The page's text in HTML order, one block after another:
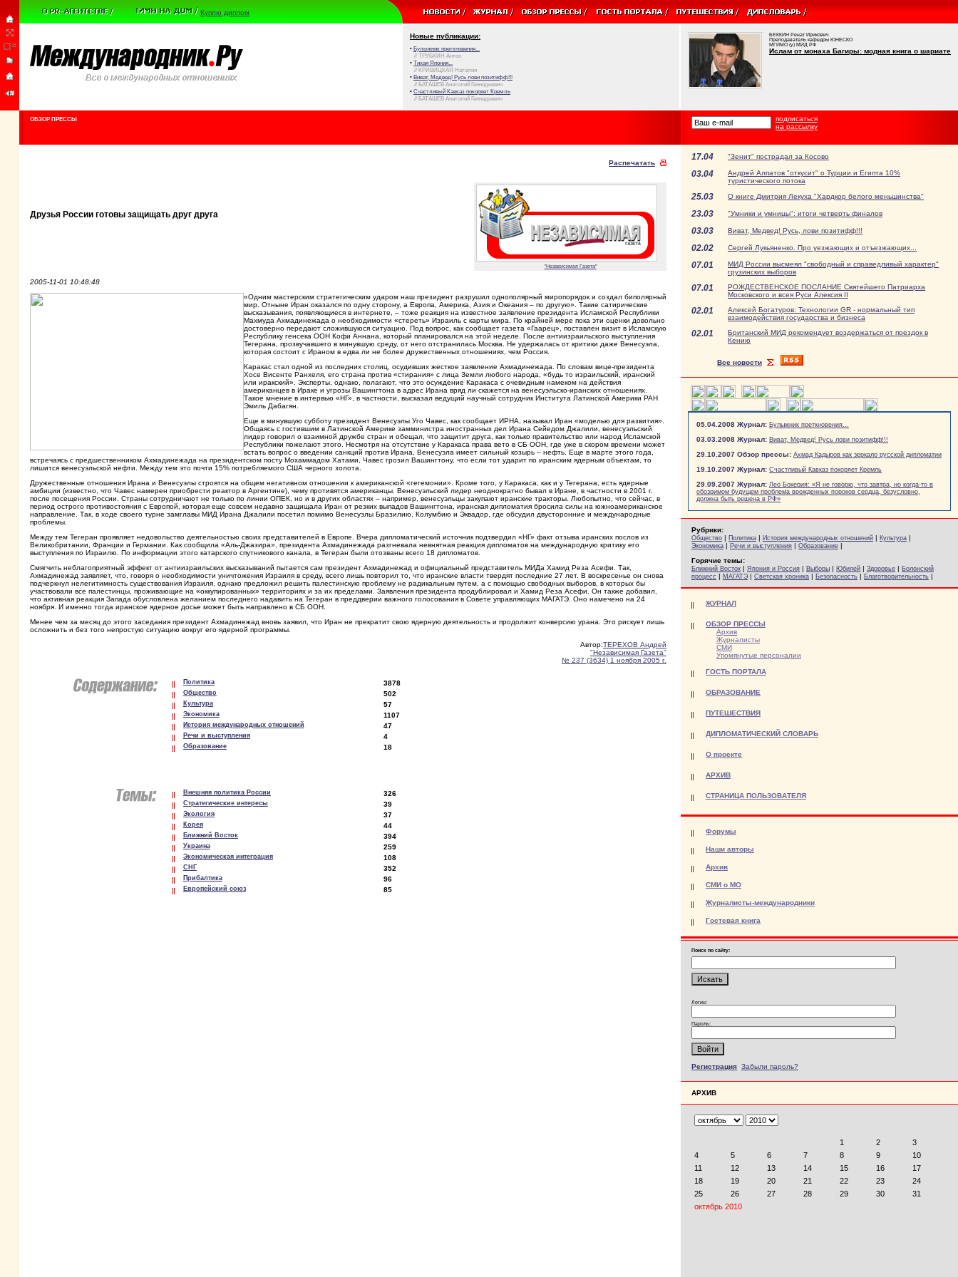
Куплю диплом
Новые публикации:
• Булыжник преткновения...
// ТРУБКИН Антон
• Тихая Япония...
// КРИВИЦКАЯ Наталия
• Виват, Медвед! Русь лови позитифф!!!
// БАТАШЕВ Анатолий Геннадьевич
• Счастливый Кавказ покоряет Кремль
// БАТАШЕВ Анатолий Геннадьевич
БЕККИН Ренат Ирикович
Преподаватель кафедры ЮНЕСКО
МГИМО (у) МИД РФ
Ислам от монаха Багиры: модная книга о шариате
ОБЗОР ПРЕССЫ
подписаться
на рассылку
Распечатать
Друзья России готовы защищать друг друга
"Независимая Газета"
2005-11-01 10:48:48
«Одним мастерским стратегическим ударом наш президент разрушил однополярный миропорядок и создал биполярный
мир. Отныне Иран оказался по одну сторону, а Европа, Америка, Азия и Океания – по другую». Такие сатирические
высказывания, появляющиеся в интернете, – тоже реакция на известное заявление президента Исламской Республики
Махмуда Ахмадинежада о необходимости «стереть» Израиль с карты мира. По крайней мере пока эти оценки довольно
достоверно передают сложившуюся ситуацию. Под вопрос, как сообщает газета «Гаарец», поставлен визит в Исламскую
Республику генсека ООН Кофи Аннана, который планировался на этой неделе. После антиизраильского выступления
Тегерана, прозвучавшего в минувшую среду, от него отстранилась Москва. Не удержалась от критики даже Венесуэла,
которая состоит с Ираном в едва ли не более дружественных отношениях, чем Россия.
Каракас стал одной из последних столиц, осудивших жесткое заявление Ахмадинежада. По словам вице-президента
Хосе Висенте Ранхеля, его страна против «стирания» с лица Земли любого народа, «будь то израильский, иранский
или иракский». Эксперты, однако, полагают, что это осуждение Каракаса с очевидным намеком на действия
американцев в Ираке и угрозы Вашингтона в адрес Ирана вряд ли скажется на венесуэльско-иранских отношениях.
Такое мнение в интервью «НГ», в частности, высказал ведущий научный сотрудник Института Латинской Америки РАН
Эмиль Дабагян.
Еще в минувшую субботу президент Венесуэлы Уго Чавес, как сообщает ИРНА, называл Иран «моделью для развития».
Общаясь с гостившим в Латинской Америке замминистра иностранных дел Ирана Сейедом Джалили, венесуэльский
лидер говорил о взаимной дружбе стран и обещал, что защитит друга, как только правительство или народ Исламской
Республики пожелают этого. Несмотря на отсутствие у Каракаса права вето в СБ ООН, где уже в скором времени может
встать вопрос о введении санкций против Ирана, Венесуэла имеет сильный козырь – нефть. Еще в марте этого года,
встречаясь с предшественником Ахмадинежада на президентском посту Мохаммадом Хатами, Чавес грозил Вашингтону, что если тот ударит по иранским ядерным объектам, то
лишится венесуэльской нефти. Между тем это почти 15% потребляемого США черного золота.
Дружественные отношения Ирана и Венесуэлы строятся на общем негативном отношении к американской «гегемонии». Кроме того, у Каракаса, как и у Тегерана, есть ядерные
амбиции (известно, что Чавес намерен приобрести реактор в Аргентине), чему противятся американцы. Венесуэльский лидер неоднократно бывал в Иране, в частности в 2001 г.
после посещения России. Страны сотрудничают не только по линии ОПЕК, но и в других областях – например, венесуэльцы закупают иранские тракторы. Любопытно, что сейчас, в
период острого противостояния с Европой, которая еще совсем недавно защищала Иран от резких выпадов Вашингтона, иранская дипломатия бросила силы на южноамериканское
направление. Так, в ходе своего турне замглавы МИД Ирана Джалили посетил помимо Венесуэлы Бразилию, Колумбию и Эквадор, где обсудил двусторонние и международные
проблемы.
Между тем Тегеран проявляет недовольство деятельностью своих представителей в Европе. Вчера дипломатический источник подтвердил «НГ» факт отзыва иранских послов из
Великобритании, Франции и Германии. Как сообщила «Аль-Джазира», президента Ахмадинежада разгневала невнятная реакция дипломатов на международную критику его
выступления по Израилю. По информации этого катарского спутникового канала, в Тегеран были отозваны всего 18 дипломатов.
Смягчить неблагоприятный эффект от антиизраильских высказываний пытается сам президент Ахмадинежад и официальный представитель МИДа Хамид Реза Асефи. Так,
Ахмадинежад заявляет, что, говоря о необходимости уничтожения Израиля в среду, всего лишь повторил то, что иранские власти твердят последние 27 лет. В воскресенье он снова
подчеркнул нелегитимность существования Израиля, однако предложил решить палестинскую проблему не радикальным путем, а с помощью свободных выборов, в которых бы
участвовали все палестинцы, проживающие на «оккупированных» территориях и за их пределами. Заявления президента продублировал и Хамид Реза Асефи. Он также добавил,
что активная реакция Запада обусловлена желанием последнего надавить на Тегеран в преддверии важного голосования в Совете управляющих МАГАТЭ. Оно намечено на 24
ноября. И именно тогда иранское ядерное досье может быть направлено в СБ ООН.
Менее чем за месяц до этого заседания президент Ахмадинежад вновь заявил, что Иран не прекратит свою ядерную деятельность и продолжит конверсию урана. Это рискует лишь
осложнить и без того непростую ситуацию вокруг его ядерной программы.
Автор:ТЕРЕХОВ Андрей
"Независимая Газета"
№ 237 (3634) 1 ноября 2005 г.
Политика 3878
Общество 502
Культура 57
Экономика 1107
История международных отношений 47
Речи и выступления 4
Образование 18
Внешняя политика России 326
Стратегические интересы 39
Экология 37
Корея 44
Ближний Восток 394
Украина 259
Экономическая интеграция 108
СНГ 352
Прибалтика 96
Европейский союз 85
17.04 "Зенит" пострадал за Косово
03.04
Андрей Алпатов "откусит" о Турции и Египта 10%
туристического потока
25.03 О книге Дмитрия Лекуха "Хардкор белого меньшинства"
23.03 "Умники и умницы": итоги четверть финалов
03.03 Виват, Медвед! Русь, лови позитифф!!!
02.02 Сергей Лукьяненко. Про уезжающих и отъезжающих...
07.01
МИД России высмеял "свободный и справедливый характер"
грузинских выборов
07.01
РОЖДЕСТВЕНСКОЕ ПОСЛАНИЕ Святейшего Патриарха
Московского и всея Руси Алексия II
02.01
Алексей Богатуров: Технологии GR - нормальный тип
взаимодействия государства и бизнеса
02.01
Британский МИД рекомендует воздержаться от поездок в
Кению
Все новости
05.04.2008 Журнал: Булыжник преткновения...
03.03.2008 Журнал: Виват, Медвед! Русь лови позитифф!!!
29.10.2007 Обзор прессы: Ахмад Кадыров как зеркало русской дипломатии
19.10.2007 Журнал: Счастливый Кавказ покоряет Кремль
29.09.2007 Журнал: Лео Бокерия: «Я не говорю, что завтра, но когда-то в
обозримом будущем проблема врожденных пороков сердца, безусловно,
должна быть решена в РФ»
Рубрики:
Общество | Политика | История международных отношений | Культура |
Экономика | Речи и выступления | Образование |
Горячие темы:
Ближний Восток | Япония и Россия | Выборы | Юбилей | Здоровье | Болонский
процесс | МАГАТЭ | Светская хроника | Безопасность | Благотворительность |
ЖУРНАЛ
ОБЗОР ПРЕССЫ
Архив
Журналисты
СМИ
Упомянутые персоналии
ГОСТЬ ПОРТАЛА
ОБРАЗОВАНИЕ
ПУТЕШЕСТВИЯ
ДИПЛОМАТИЧЕСКИЙ СЛОВАРЬ
О проекте
АРХИВ
СТРАНИЦА ПОЛЬЗОВАТЕЛЯ
Форумы
Наши авторы
Архив
СМИ о МО
Журналисты-международники
Гостевая книга
Поиск по сайту:
Логин:
Пароль:
Регистрация Забыли пароль?
АРХИВ